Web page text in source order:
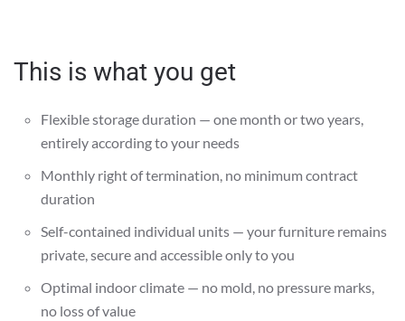
This is what you get
Flexible storage duration — one month or two years,
entirely according to your needs
Monthly right of termination, no minimum contract
duration
Self-contained individual units — your furniture remains
private, secure and accessible only to you
Optimal indoor climate — no mold, no pressure marks,
no loss of value